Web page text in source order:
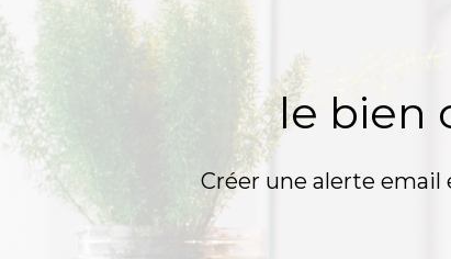
le bien
Créer une alerte email